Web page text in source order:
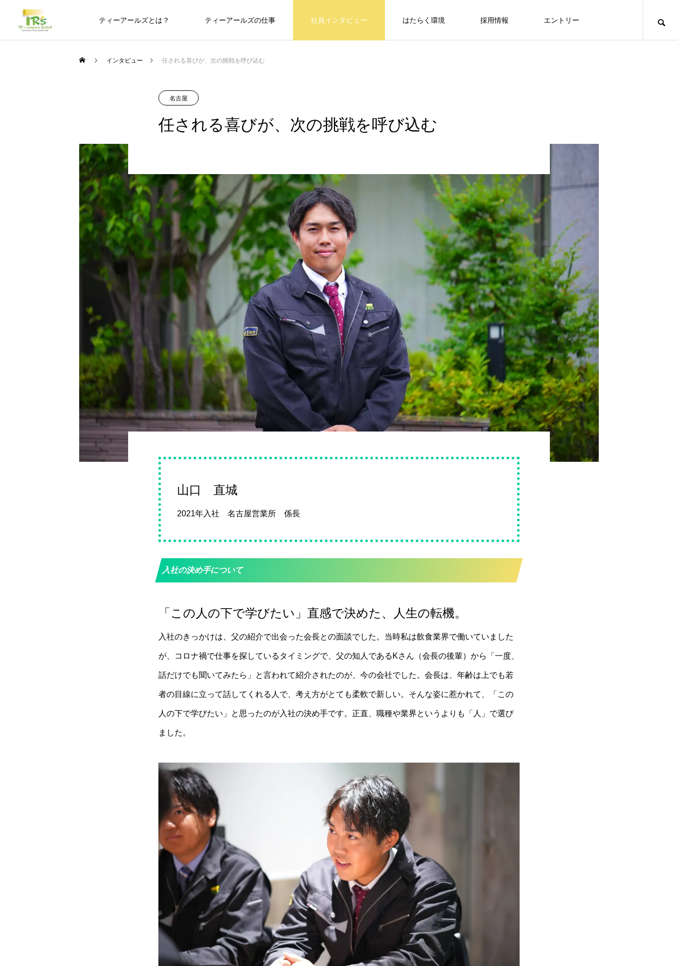
ティーアールズとは？ ティーアールズの仕事 社員インタビュー はたらく環境 採用情報 エントリー
インタビュー 任される喜びが、次の挑戦を呼び込む
名古屋
任される喜びが、次の挑戦を呼び込む
山口 直城
2021年入社 名古屋営業所 係長
入社の決め手について
「この人の下で学びたい」直感で決めた、人生の転機。
入社のきっかけは、父の紹介で出会った会長との面談でした。当時私は飲食業界で働いていました
が、コロナ禍で仕事を探しているタイミングで、父の知人である Kさん（会長の後輩）から「一度、
話だけでも聞いてみたら」と言われて紹介されたのが、今の会社でした。会長は、年齢は上でも若
者の目線に立って話してくれる人で、考え方がとても柔軟で新しい。そんな姿に惹かれて、「この
人の下で学びたい」と思ったのが入社の決め手です。正直、職種や業界というよりも「人」で選び
ました。